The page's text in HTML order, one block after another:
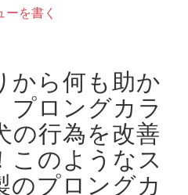
ーを書く
から何も助か
プロングカラ
の行為を改善
このようなス
のプロングカ